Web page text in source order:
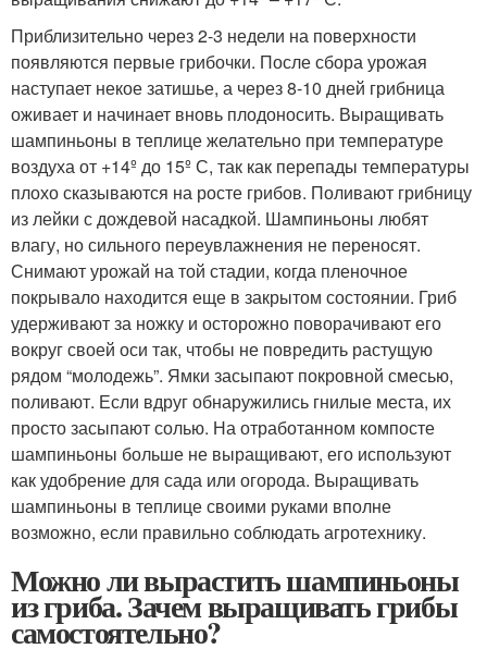
Приблизительно через 2-3 недели на поверхности
появляются первые грибочки. После сбора урожая
наступает некое затишье, а через 8-10 дней грибница
оживает и начинает вновь плодоносить. Выращивать
шампиньоны в теплице желательно при температуре
воздуха от +14º до 15º С, так как перепады температуры
плохо сказываются на росте грибов. Поливают грибницу
из лейки с дождевой насадкой. Шампиньоны любят
влагу, но сильного переувлажнения не переносят.
Снимают урожай на той стадии, когда пленочное
покрывало находится еще в закрытом состоянии. Гриб
удерживают за ножку и осторожно поворачивают его
вокруг своей оси так, чтобы не повредить растущую
рядом “молодежь”. Ямки засыпают покровной смесью,
поливают. Если вдруг обнаружились гнилые места, их
просто засыпают солью. На отработанном компосте
шампиньоны больше не выращивают, его используют
как удобрение для сада или огорода. Выращивать
шампиньоны в теплице своими руками вполне
возможно, если правильно соблюдать агротехнику.
Можно ли вырастить шампиньоны
из гриба. Зачем выращивать грибы
самостоятельно?